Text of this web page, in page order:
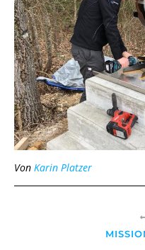
Von Karin Platzer